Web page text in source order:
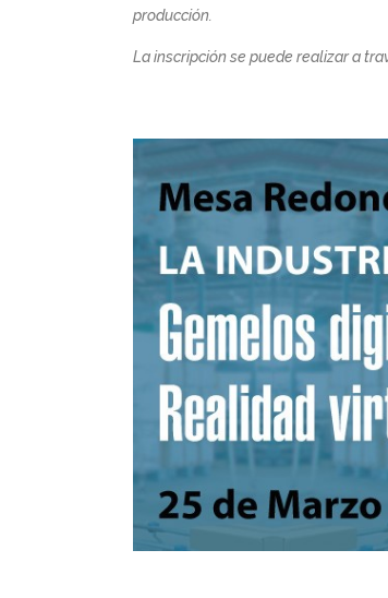
producción.
La inscripción se puede realizar a